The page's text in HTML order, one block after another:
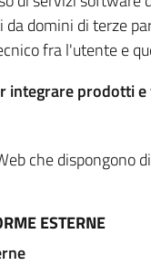
domini di terze
fra l'utente e
integrare prodotti
che dispongono
ESTERNE